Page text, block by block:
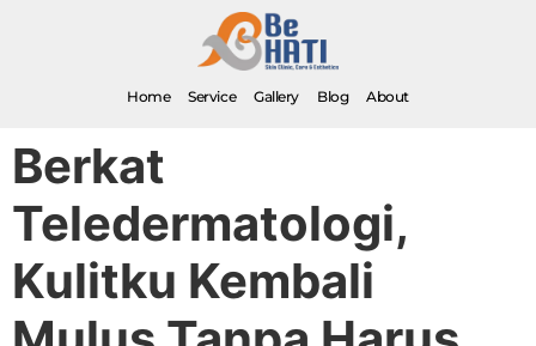
Home Service Gallery Blog About
Berkat
Teledermatologi,
Kulitku Kembali